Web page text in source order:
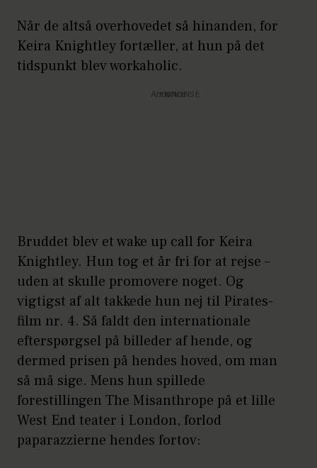
Når de altså overhovedet så hinanden, for
Keira Knightley fortæller, at hun på det
tidspunkt blev workaholic.
Annonce
Bruddet blev et wake up call for Keira
Knightley. Hun tog et år fri for at rejse –
uden at skulle promovere noget. Og
vigtigst af alt takkede hun nej til Pirates-
film nr. 4. Så faldt den internationale
efterspørgsel på billeder af hende, og
dermed prisen på hendes hoved, om man
så må sige. Mens hun spillede
forestillingen The Misanthrope på et lille
West End teater i London, forlod
paparazzierne hendes fortov: